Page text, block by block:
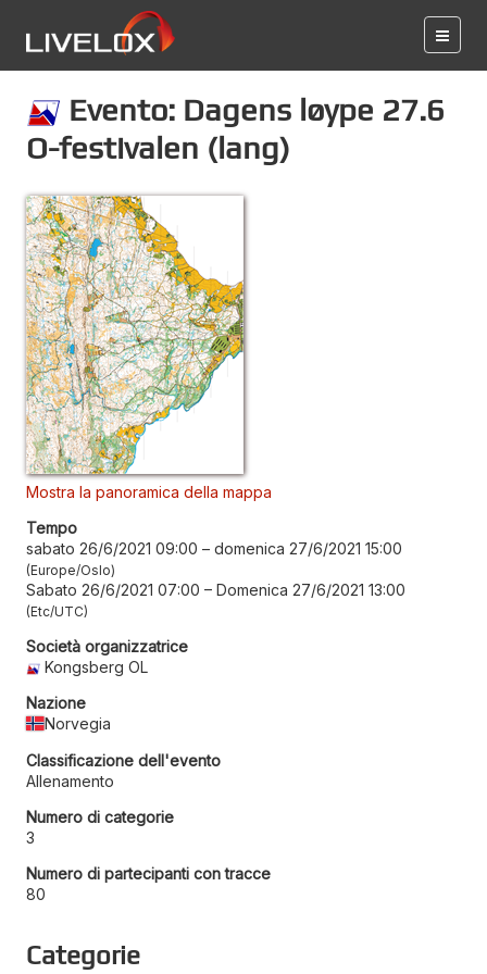
Evento: Dagens løype 27.6
O-festivalen (lang)
Mostra la panoramica della mappa
Tempo
sabato 26/6/2021 09:00 – domenica 27/6/2021 15:00
Europe/Oslo
Sabato 26/6/2021 07:00 – Domenica 27/6/2021 13:00
Etc/UTC
Società organizzatrice
Kongsberg OL
Nazione
Norvegia
Classificazione dell'evento
Allenamento
Numero di categorie
3
Numero di partecipanti con tracce
80
Categorie